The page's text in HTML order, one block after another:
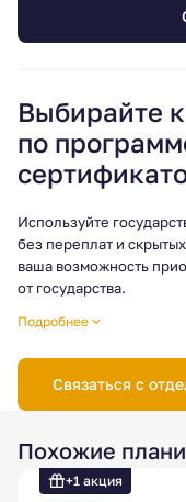
Выбирайте
по
Используйте
без переплат и
ваша возможность
от государства.
разобраться в деталях
Условия программы
требования и порядок
Подробнее
Связаться с
Похожие
+1 акция